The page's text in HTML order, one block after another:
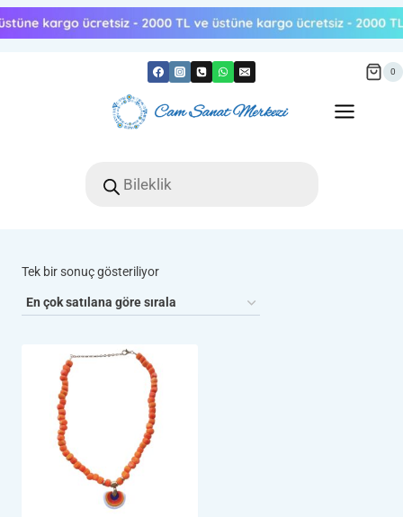
Skip
to
0
search
Tek bir sonuç gösteriliyor